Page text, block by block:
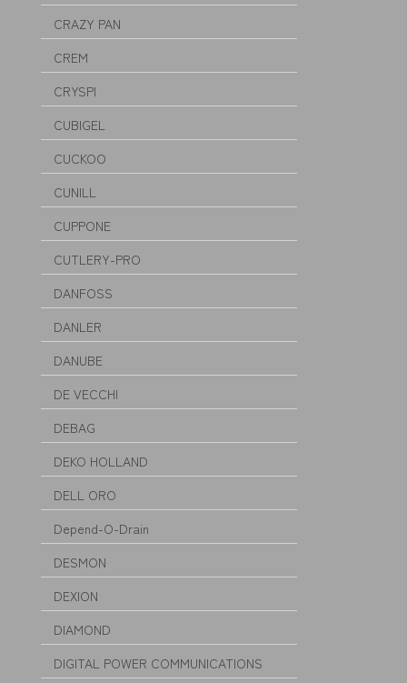
CRAZY PAN
CREM
CRYSPI
CUBIGEL
CUCKOO
CUNILL
CUPPONE
CUTLERY-PRO
DANFOSS
DANLER
DANUBE
DE VECCHI
DEBAG
DEKO HOLLAND
DELL ORO
Depend-O-Drain
DESMON
DEXION
DIAMOND
DIGITAL POWER COMMUNICATIONS